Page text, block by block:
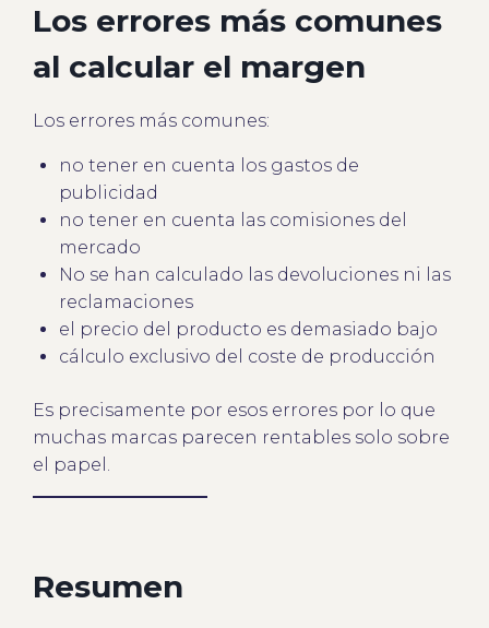
Los errores más comunes
al calcular el margen
Los errores más comunes:
no tener en cuenta los gastos de
publicidad
no tener en cuenta las comisiones del
mercado
No se han calculado las devoluciones ni las
reclamaciones
el precio del producto es demasiado bajo
cálculo exclusivo del coste de producción
Es precisamente por esos errores por lo que
muchas marcas parecen rentables solo sobre
el papel.
Resumen